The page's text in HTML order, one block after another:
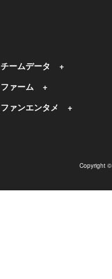
チームデータ
ファーム
ファンエンタメ
Copyright